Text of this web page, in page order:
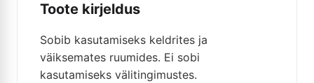
Toote kirjeldus
Sobib kasutamiseks keldrites ja
väiksemates ruumides. Ei sobi
kasutamiseks välitingimustes.